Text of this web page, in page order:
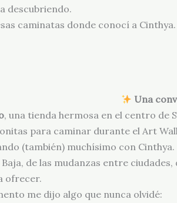
descubriendo.
caminatas donde conocí a Cinthya.
Una
, una tienda hermosa en el centro de
para caminar durante el Art
(también) muchísimo con Cinthya.
Baja, de las mudanzas entre
ofrecer.
me dijo algo que nunca olvidé: